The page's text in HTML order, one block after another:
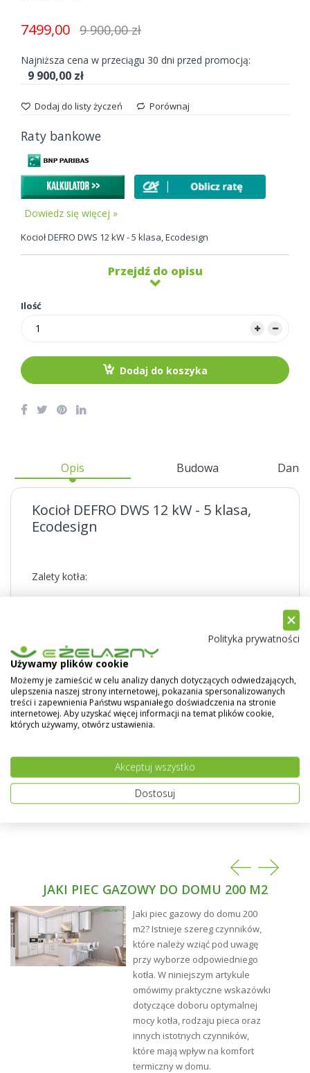
7499,00 9 900,00 zł
Najniższa cena w przeciągu 30 dni przed promocją:
9 900,00 zł
Dodaj do listy życzeń Porównaj
Raty bankowe
Dowiedz się więcej »
Kocioł DEFRO DWS 12 kW - 5 klasa, Ecodesign
Przejdź do opisu
Ilość
Dodaj do koszyka
Opis Budowa Dane
Kocioł DEFRO DWS 12 kW - 5 klasa,
Ecodesign
Zalety kotła:
- pionowy/poziomy układ kanałów spalinowych,
- ekonomizery w kanałach spalinowych,
- komora spalania w standardzie wyposażona w
katalizatory ceramiczne,
redukującą emisje pyłów,
- żeliwny ruszt,komfortowy system oddymiania
komory paleniskowej,
- możliwość doposażenia kotła w sterownik oraz
wentylator wyciągowy (opcja za dopłatą).
Pokaż więcej
JAKI PIEC GAZOWY DO DOMU 200 M2
Jaki piec gazowy do domu 200
m2? Istnieje szereg czynników,
które należy wziąć pod uwagę
przy wyborze odpowiedniego
kotła. W niniejszym artykule
omówimy praktyczne wskazówki
dotyczące doboru optymalnej
mocy kotła, rodzaju pieca oraz
innych istotnych czynników,
które mają wpływ na komfort
termiczny w domu.
Polityka prywatności
Używamy plików cookie
Możemy je zamieścić w celu analizy danych dotyczących odwiedzających,
ulepszenia naszej strony internetowej, pokazania spersonalizowanych
treści i zapewnienia Państwu wspaniałego doświadczenia na stronie
internetowej. Aby uzyskać więcej informacji na temat plików cookie,
których używamy, otwórz ustawienia.
Akceptuj wszystko
Dostosuj